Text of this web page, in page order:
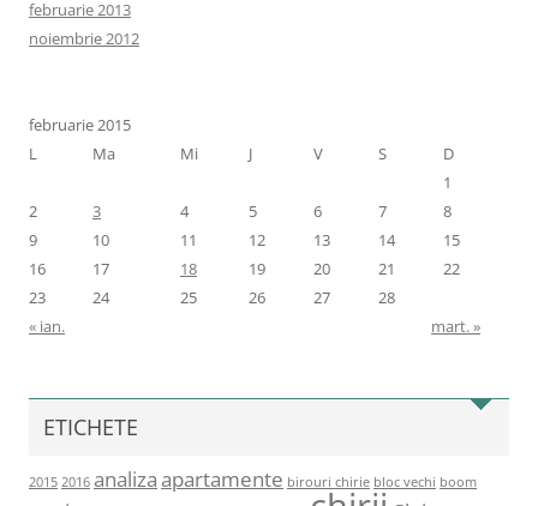
februarie 2013
noiembrie 2012
februarie 2015
L
Ma Mi J V S
D
1
2
3 4 5 6 7
8
9
10 11 12 13 14
15
16
17 18 19 20 21
22
23
24 25 26 27
28
« ian.
mart. »
ETICHETE
2015 2016 analizaapartamente birouri chirie bloc vechi boom